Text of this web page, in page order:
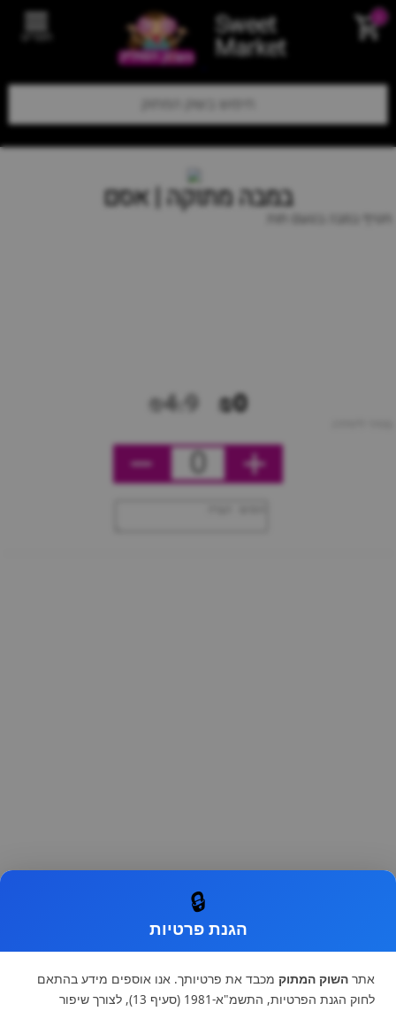
Sweet
Market תפריט
במבה מתוקה | אסם
חטיף במבה בטעם תות
₪0
₪4.9
0
🔒
הגנת פרטיות
אתר השוק המתוק מכבד את פרטיותך. אנו אוספים מידע בהתאם
לחוק הגנת הפרטיות, התשמ"א-1981 (סעיף 13), לצורך שיפור